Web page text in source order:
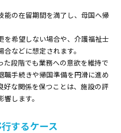
能の在留期間を満了し、母国へ帰
を希望しない場合や、介護福祉士
などに想定されます。
た段階でも業務への意欲を維持で
職手続きや帰国準備を円滑に進め
好な関係を保つことは、施設の評
します。
するケース